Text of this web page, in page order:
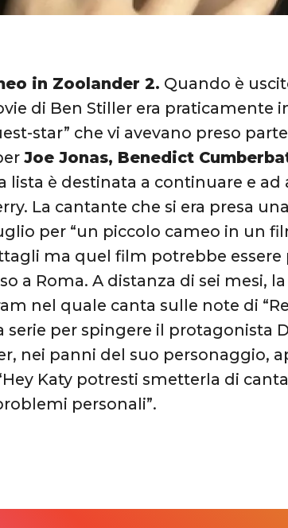
in Zoolander 2. Quando è
di Ben Stiller era praticamente
star” che vi avevano preso
Joe Jonas, Benedict
lista è destinata a continuare e
La cantante che si era presa
per “un piccolo cameo in un
ma quel film potrebbe essere
a Roma. A distanza di sei mesi,
nel quale canta sulle note di
per spingere il protagonista
nei panni del suo personaggio,
Katy potresti smetterla di
personali”.